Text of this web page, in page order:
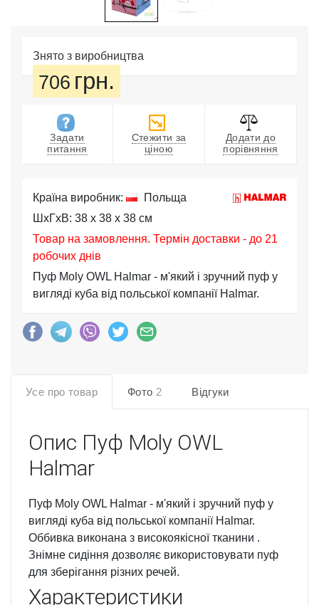
Знято з виробництва
706 грн.
Задати
питання
Стежити за
ціною
Додати до
порівняння
Країна виробник:
Польща
ШхГхВ: 38 x 38 x 38 см
Товар на замовлення. Термін доставки - до 21
робочих днів
Пуф Moly OWL Halmar - м'який і зручний пуф у
вигляді куба від польської компанії Halmar.
Усе про товар Фото 2 Відгуки
Опис Пуф Moly OWL
Halmar
Пуф Moly OWL Halmar - м'який і зручний пуф у
вигляді куба від польської компанії Halmar.
Оббивка виконана з високоякісної тканини .
Знімне сидіння дозволяє використовувати пуф
для зберігання різних речей.
Характеристики